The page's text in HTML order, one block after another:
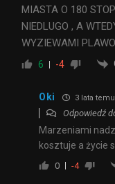
MIASTA O 180
NIEDLUGO , A
WYZIEWAMI
6 -4
Oki 3 lata temu
Odpowiedź
Marzeniami
kosztuje a życie
0 -4